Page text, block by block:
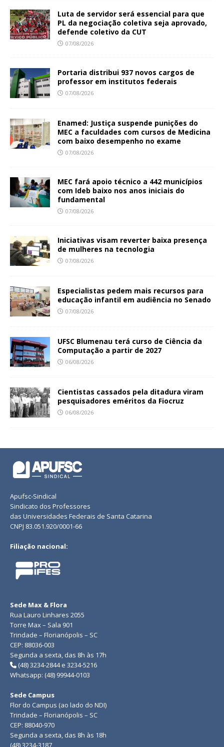
Luta de servidor será essencial para que
PL da negociação coletiva seja aprovado,
defende coletivo da CUT
07/08/2026
Portaria distribui 937 novos cargos de
professor em institutos federais
07/08/2026
Enamed: Justiça suspende punições do
MEC a faculdades com cursos de Medicina
com baixo desempenho no exame
07/08/2026
MEC fará apoio técnico a 442 municípios
com Ideb baixo nos anos iniciais do
fundamental
07/08/2026
Iniciativas visam reverter baixa presença
de mulheres na tecnologia
07/08/2026
Especialistas pedem mais recursos para
educação infantil em audiência no Senado
07/08/2026
UFSC Blumenau terá curso de Ciência da
Computação a partir de 2027
06/08/2026
Cientistas cassados pela ditadura viram
pesquisadores eméritos da Fiocruz
06/08/2026
Apufsc-Sindical
Sindicato dos Professores
das Universidades Federais de Santa Catarina
CNPJ 83.051.920/0001-66
Filiação nacional:
Sede Max & Flora
Rua Lauro Linhares 2055
Torre Max – Sala 901
Trindade – Florianópolis – SC
CEP: 88036-003
Segunda a sexta, das 8h às 17h
(48) 3234-2844 e 3234-5216
Whatsapp: (48) 99944-0103
Sede Campus
Flor do Campus (ao lado do NDI)
Trindade – Florianópolis – SC
CEP: 88040-970
Segunda a sexta, das 8h às 18h
(48) 3234-3187